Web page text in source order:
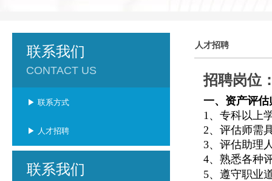
人才招聘
招聘岗位
一、资产评估
1、专科以上
2、评估师需
3、评估助理
4、熟悉各种
5、遵守职业
联系我们
CONTACT US
▶ 联系方式
▶ 人才招聘
联系我们